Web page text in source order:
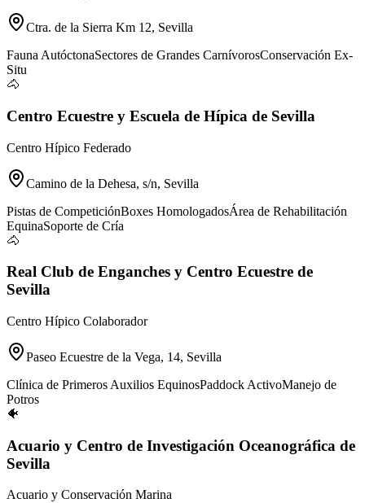
Ctra. de la Sierra Km 12, Sevilla
Fauna AutóctonaSectores de Grandes CarnívorosConservación Ex-
Situ
🐴
Centro Ecuestre y Escuela de Hípica de Sevilla
Centro Hípico Federado
Camino de la Dehesa, s/n, Sevilla
Pistas de CompeticiónBoxes HomologadosÁrea de Rehabilitación
EquinaSoporte de Cría
🐴
Real Club de Enganches y Centro Ecuestre de
Sevilla
Centro Hípico Colaborador
Paseo Ecuestre de la Vega, 14, Sevilla
Clínica de Primeros Auxilios EquinosPaddock ActivoManejo de
Potros
🐠
Acuario y Centro de Investigación Oceanográfica de
Sevilla
Acuario y Conservación Marina